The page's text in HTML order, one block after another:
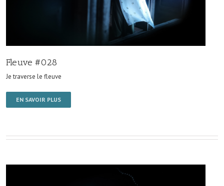
Fleuve #028
Je traverse le fleuve
EN SAVOIR PLUS